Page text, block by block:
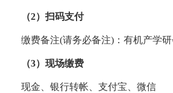
（2）扫码支付
缴费备注(请务必备注) ：有机产学
（3）现场缴费
现金、银行转帐、支付宝、微信